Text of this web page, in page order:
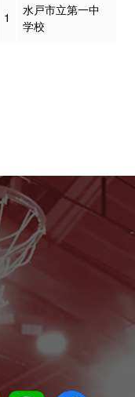
1
水戸市立第一中
学校